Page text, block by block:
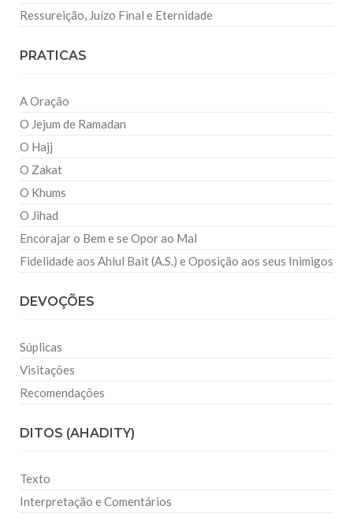
Ressureição, Juízo Final e Eternidade
PRATICAS
A Oração
O Jejum de Ramadan
O Hajj
O Zakat
O Khums
O Jihad
Encorajar o Bem e se Opor ao Mal
Fidelidade aos Ahlul Bait (A.S.) e Oposição aos seus Inimigos
DEVOÇÕES
Súplicas
Visitações
Recomendações
DITOS (AHADITY)
Texto
Interpretação e Comentários